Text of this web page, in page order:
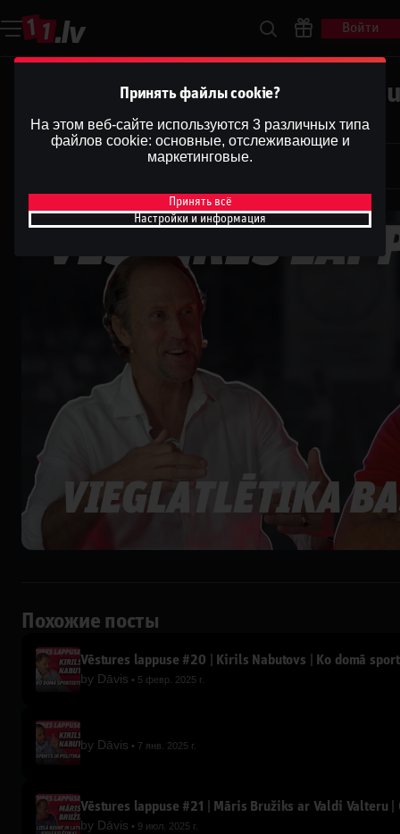
Войти
Vēstures lappuse #18 | Māris
Valteru
Похожие посты
Vēstures lappuse #20 | Kirils Nabutovs | Ko domā
by Dāvis 5 февр. 2025 г.
by Dāvis 7 янв. 2025 г.
Vēstures lappuse #21 | Māris Bružiks ar Valdi
by Dāvis 9 июл. 2025 г.
Принять файлы cookie?
На этом веб-сайте используются 3 различных типа
файлов cookie: основные, отслеживающие и
маркетинговые.
Принять всё
Настройки и информация